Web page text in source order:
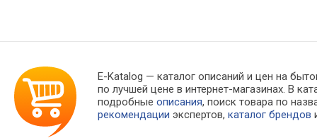
E-Katalog — каталог описаний и цен на
по лучшей цене в интернет-магазинах. В
подробныеописания, поиск товара по
рекомендации экспертов,каталог брендов